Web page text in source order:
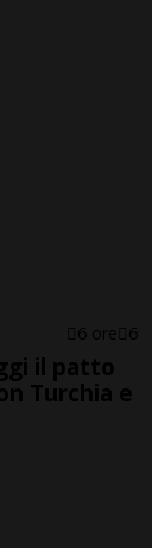
6 ore 6
il patto
Turchia e